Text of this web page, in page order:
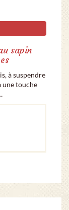
sapin
à suspendre
une touche